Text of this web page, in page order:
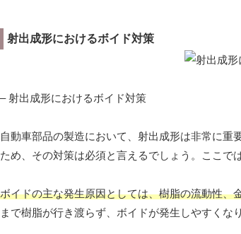
射出成形におけるボイド対策
– 射出成形におけるボイド対策
自動車部品の製造において、射出成形は非常に重
ため、その対策は必須と言えるでしょう。ここで
ボイドの主な発生原因としては、樹脂の流動性、
まで樹脂が行き渡らず、ボイドが発生しやすくな